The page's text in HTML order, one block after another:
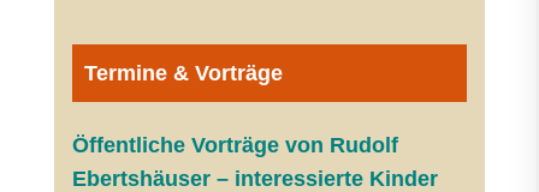
Termine & Vorträge
Öffentliche Vorträge von Rudolf
Ebertshäuser – interessierte Kinder